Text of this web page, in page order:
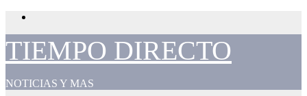
Saltar
contenido
TIEMPO DIRECTO
NOTICIAS Y MAS